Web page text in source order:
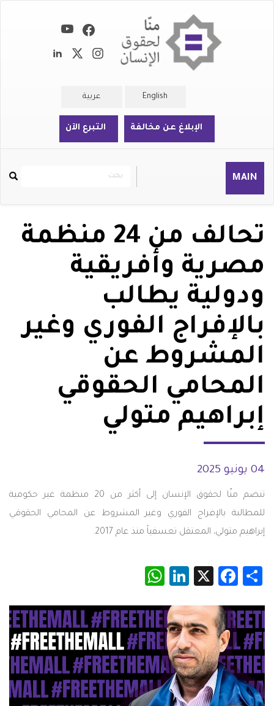
English عربية
الإبلاغ عن مخالفة التبرع الآن
MAIN
Rechercher
بحث
تحالف من 24 منظمة
مصرية وأفريقية
ودولية يطالب
بالإفراج الفوري وغير
المشروط عن
المحامي الحقوقي
إبراهيم متولي
04 يونيو 2025
تنضم منّا لحقوق الإنسان إلى أكثر من 20 منظمة غير حكومية
للمطالبة بالإفراج الفوري وغير المشروط عن المحامي الحقوقي
إبراهيم متولي، المعتقل تعسفياً منذ عام 2017.
Share
Facebook
X
LinkedIn